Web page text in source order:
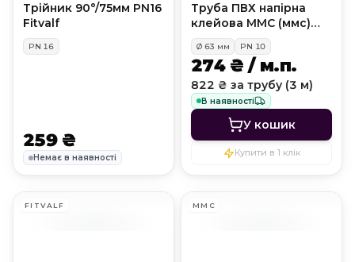
Трійник 90°/75мм PN16
Fitvalf
PN 16
259 ₴
Немає в наявності
Труба ПВХ напірна
клейова MMC (ммс)
PN10, D63 мм
Ø 63 мм PN 10
274 ₴ / м.п.
822 ₴ за трубу (3 м)
В наявності
У кошик
Купити в 1 клік
FITVALF MMC